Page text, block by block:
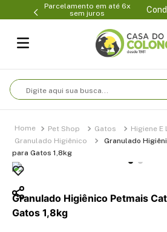
Parcelamento em até 6x
sem juros
Digite aqui sua busca...
Pet Shop Gatos
Higiene E
Granulado Higiênico
Granulado
para Gatos 1,8kg
Granulado Higiênico Petmais
Gatos 1,8kg